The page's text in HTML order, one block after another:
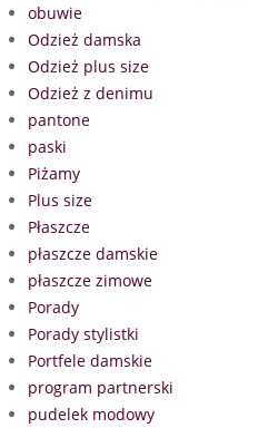
obuwie
Odzież damska
Odzież plus size
Odzież z denimu
pantone
paski
Piżamy
Plus size
Płaszcze
płaszcze damskie
płaszcze zimowe
Porady
Porady stylistki
Portfele damskie
program partnerski
pudelek modowy